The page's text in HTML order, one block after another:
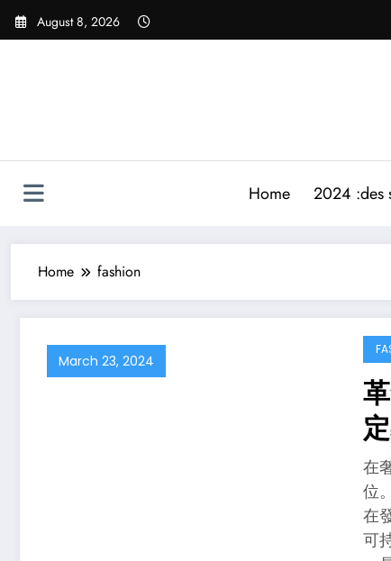
Skip
August 8, 2026
Home 2024 :des
Home fashion
March 23, 2024
在
位
在
可